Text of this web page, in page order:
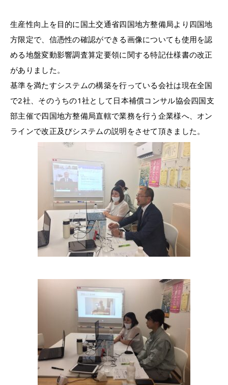
生産性向上を目的に国土交通省四国地方整備局より四国地
方限定で、信憑性の確認ができる画像についても使用を認
める地盤変動影響調査算定要領に関する特記仕様書の改正
がありました。
基準を満たすシステムの構築を行っている会社は現在全国
で2社、そのうちの1社として日本補償コンサル協会四国支
部主催で四国地方整備局直轄で業務を行う企業様へ、オン
ラインで改正及びシステムの説明をさせて頂きました。